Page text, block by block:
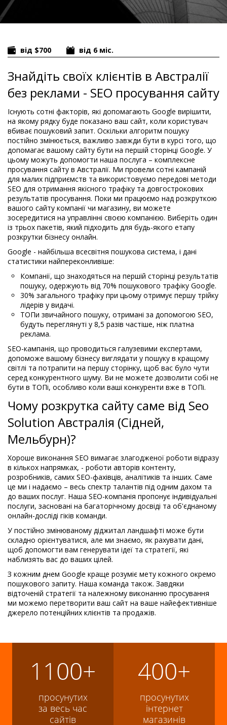
від $700 від 6 міс.
Знайдіть своїх клієнтів в Австралії
без реклами - SEO просування сайту
Існують сотні факторів, які допомагають Google вирішити,
на якому рядку буде показано ваш сайт, коли користувач
вбиває пошуковий запит. Оскільки алгоритм пошуку
постійно змінюється, важливо завжди бути в курсі того, що
допомагає вашому сайту бути на першій сторінці Google. У
цьому можуть допомогти наша послуга – комплексне
просування сайту в Австралії. Ми провели сотні кампаній
для малих підприємств та використовуємо передові методи
SEO для отримання якісного трафіку та довгострокових
результатів просування. Поки ми працюємо над розкруткою
вашого сайту компанії чи магазину, ви можете
зосередитися на управлінні своєю компанією. Виберіть один
із трьох пакетів, який підходить для будь-якого етапу
розкрутки бізнесу онлайн.
Google - найбільша всесвітня пошукова система, і дані
статистики найпереконливіше:
Компанії, що знаходяться на першій сторінці результатів
пошуку, одержують від 70% пошукового трафіку Google.
30% загального трафіку при цьому отримує першу трійку
лідерів у видачі.
ТОПи звичайного пошуку, отримані за допомогою SEO,
будуть переглянуті у 8,5 разів частіше, ніж платна
реклама.
SEO-кампанія, що проводиться галузевими експертами,
допоможе вашому бізнесу виглядати у пошуку в кращому
світлі та потрапити на першу сторінку, щоб вас було чути
серед конкурентного шуму. Ви не можете дозволити собі не
бути в ТОПі, особливо коли ваші конкуренти вже в ТОПі.
Чому розкрутка сайту саме від Seo
Solution Австралія (Сідней,
Мельбурн)?
Хороше виконання SEO вимагає злагодженої роботи відразу
в кількох напрямках, - роботи авторів контенту,
розробників, самих SEO-фахівців, аналітиків та інших. Саме
це ми і надаємо – весь спектр талантів під одним дахом та
до ваших послуг. Наша SEO-компанія пропонує індивідуальні
послуги, засновані на багаторічному досвіді та об'єднаному
онлайн-досліді гіків команди.
У постійно змінюваному діджитал ландшафті може бути
складно орієнтуватися, але ми знаємо, як рахувати дані,
щоб допомогти вам генерувати ідеї та стратегії, які
наблизять вас до ваших цілей.
З кожним днем ​​Google краще розуміє мету кожного окремо
пошукового запиту. Наша команда також. Завдяки
відточеній стратегії та належному виконанню просування
ми можемо перетворити ваш сайт на ваше найефективніше
джерело потенційних клієнтів та продажів.
1100+
просунутих
за весь час
сайтів
400+
просунутих
інтернет
магазинів